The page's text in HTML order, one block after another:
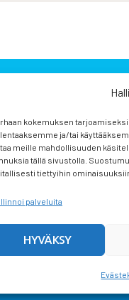
kokemuksen
ja/tai
meille mahdollisuuden
tällä sivustolla.
tiettyihin
palveluita
HYVÄKSY
Evästekäytäntö